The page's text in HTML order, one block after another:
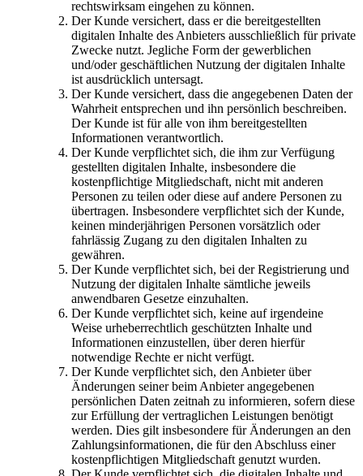
rechtswirksam eingehen zu können.
Der Kunde versichert, dass er die bereitgestellten
digitalen Inhalte des Anbieters ausschließlich für private
Zwecke nutzt. Jegliche Form der gewerblichen
und/oder geschäftlichen Nutzung der digitalen Inhalte
ist ausdrücklich untersagt.
Der Kunde versichert, dass die angegebenen Daten der
Wahrheit entsprechen und ihn persönlich beschreiben.
Der Kunde ist für alle von ihm bereitgestellten
Informationen verantwortlich.
Der Kunde verpflichtet sich, die ihm zur Verfügung
gestellten digitalen Inhalte, insbesondere die
kostenpflichtige Mitgliedschaft, nicht mit anderen
Personen zu teilen oder diese auf andere Personen zu
übertragen. Insbesondere verpflichtet sich der Kunde,
keinen minderjährigen Personen vorsätzlich oder
fahrlässig Zugang zu den digitalen Inhalten zu
gewähren.
Der Kunde verpflichtet sich, bei der Registrierung und
Nutzung der digitalen Inhalte sämtliche jeweils
anwendbaren Gesetze einzuhalten.
Der Kunde verpflichtet sich, keine auf irgendeine
Weise urheberrechtlich geschützten Inhalte und
Informationen einzustellen, über deren hierfür
notwendige Rechte er nicht verfügt.
Der Kunde verpflichtet sich, den Anbieter über
Änderungen seiner beim Anbieter angegebenen
persönlichen Daten zeitnah zu informieren, sofern diese
zur Erfüllung der vertraglichen Leistungen benötigt
werden. Dies gilt insbesondere für Änderungen an den
Zahlungsinformationen, die für den Abschluss einer
kostenpflichtigen Mitgliedschaft genutzt wurden.